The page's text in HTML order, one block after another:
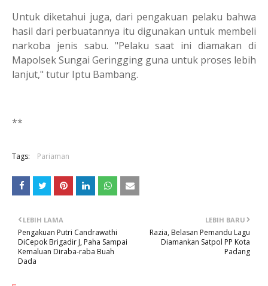
Untuk diketahui juga, dari pengakuan pelaku bahwa
hasil dari perbuatannya itu digunakan untuk membeli
narkoba jenis sabu. "Pelaku saat ini diamakan di
Mapolsek Sungai Geringging guna untuk proses lebih
lanjut," tutur Iptu Bambang.
**
Tags: Pariaman
LEBIH BARU
Razia, Belasan Pemandu Lagu
Diamankan Satpol PP Kota
Padang
LEBIH LAMA
Pengakuan Putri Candrawathi
DiCepok Brigadir J, Paha Sampai
Kemaluan Diraba-raba Buah
Dada